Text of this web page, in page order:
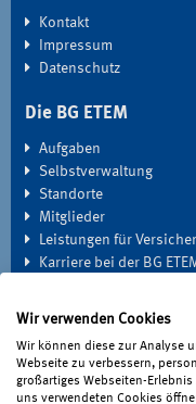
Kontakt
Impressum
Datenschutz
Die BG ETEM
Aufgaben
Selbstverwaltung
Standorte
Mitglieder
Leistungen für
Karriere bei der BG
Medien
Haben Sie Fragen?
Wir verwenden Cookies
Wir können diese zur Analyse
Webseite zu verbessern,
großartiges Webseiten-
uns verwendeten Cookies